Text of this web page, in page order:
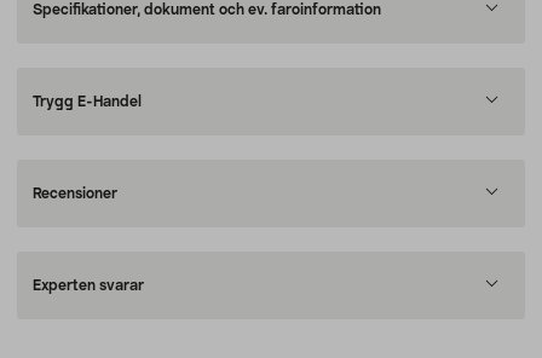
Specifikationer, dokument och ev. faroinformation
Trygg E-Handel
Recensioner
Experten svarar